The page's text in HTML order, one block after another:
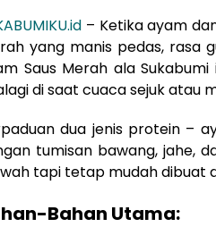
– Ketika ayam
yang manis pedas, rasa
Saus Merah ala
di saat cuaca sejuk atau
dua jenis protein –
tumisan bawang, jahe,
tapi tetap mudah dibuat
Bahan Utama: